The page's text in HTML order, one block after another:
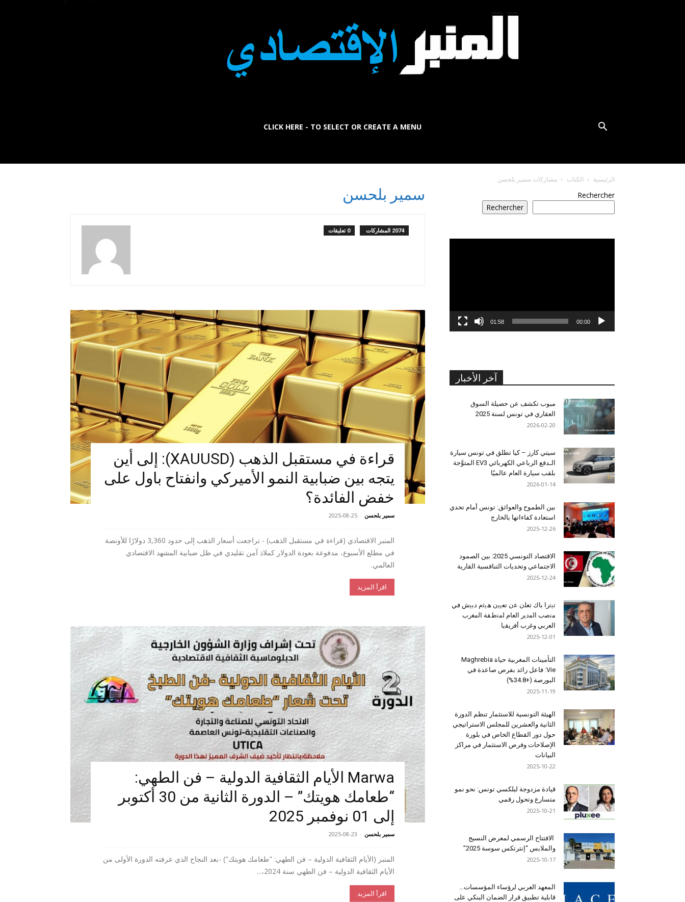
CLICK HERE - TO SELECT OR CREATE A MENU
الرئيسية الكتاب مشاركات سمير بلحسن
سمير بلحسن
2074 المشاركات 0 تعليقات
قراءة في مستقبل الذهب (XAUUSD): إلى أين
يتجه بين ضبابية النمو الأميركي وانفتاح باول على
خفض الفائدة؟
سمير بلحسن -
2025-08-25
المنبر الاقتصادي (قراءة في مستقبل الذهب) - تراجعت أسعار الذهب إلى حدود 3,360 دولارًا للأونصة
في مطلع الأسبوع، مدفوعة بعودة الدولار كملاذ آمن تقليدي في ظل ضبابية المشهد الاقتصادي
العالمي.
اقرأ المزيد
Marwa الأيام الثقافية الدولية – فن الطهي:
“طعامك هويتك” – الدورة الثانية من 30 أكتوبر
إلى 01 نوفمبر 2025
سمير بلحسن -
2025-08-23
المنبر (الأيام الثقافية الدولية – فن الطهي: "طعامك هويتك") -بعد النجاح الذي عرفته الدورة الأولى من
الأيام الثقافية الدولية – فن الطهي سنة 2024،...
اقرأ المزيد
Rechercher
Rechercher
00:00
01:58
آخر الأخبار
مبوب تكشف عن حصيلة السوق
العقاري في تونس لسنة 2025
2026-02-20
سيتي كارز – كيا تطلق في تونس سيارة
الـدفع الرباعي الكهربائي EV3 المتوَّجة
بلقب سيارة العام عالميًا
2026-01-14
بين الطموح والعوائق: تونس أمام تحدي
استعادة كفاءاتها بالخارج
2025-12-26
الاقتصاد التونسي 2025: بين الصمود
الاجتماعي وتحديات التنافسية القارية
2025-12-24
ﺗﯾﺗرا ﺑﺎك ﺗﻌﻠن ﻋن ﺗﻌﯾﯾن ھﯾﺛم دﺑﯾش ﻓﻲ
ﻣﻧﺻب اﻟﻣدﯾر اﻟﻌﺎم ﻟﻣﻧطﻘﺔ اﻟﻣﻐرب
اﻟﻌرﺑﻲ وﻏرب أﻓرﯾﻘﯾﺎ
2025-12-01
التأمينات المغربية حياة Maghrebia
Vie: فاعل رائد بفرص صاعدة في
البورصة (+34.8%)
2025-11-19
الهيئة التونسية للاستثمار تنظم الدورة
الثانية والعشرين للمجلس الاستراتيجي
حول دور القطاع الخاص في بلورة
الإصلاحات وفرص الاستثمار في مراكز
البيانات
2025-10-22
قيادة مزدوجة لبلكسي تونس: نحو نمو
متسارع وتحول رقمي
2025-10-21
الافتتاح الرسمي لمعرض النسيج
والملابس “إنترتكس سوسة 2025”
2025-10-17
المعهد العربي لرؤساء المؤسسات…
قابلية تطبيق قرار الضمان البنكي على